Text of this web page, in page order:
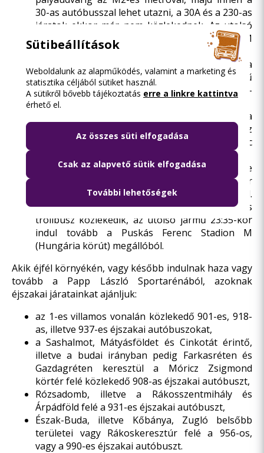
30-as autóbusszal lehet utazni, a 30A és a 230-as
járatok ekkor már nem közlekednek. Az utolsó
30-as autóbusz a Keleti pályaudvar M
végállomásról 23:29-kor indul.
Újpalota, Rákospalota illetve a XVI. kerület felé a
legjobb választás a 130-as busz. Az utolsó jármű
a Puskás Ferenc Stadion M végállomástól 23:11-
kor indul.
Pestszentlőrinc, Kispest, illetve Kőbánya felé a
95-ös autóbusszal célszerű továbbutazni. Az
utolsó jármű 23:01-kor indul a Puskás Ferenc
Az Újlipótváros illetve a Városliget és környéke
irányába az utolsó 75-ös trolibusz 23:19-kor
indul a Puskás Ferenc Stadion M végállomásról.
Zugló belsőbb területei felé este a 80-as
trolibusz közlekedik, az utolsó jármű 23:35-kor
indul tovább a Puskás Ferenc Stadion M
(Hungária körút) megállóból.
Akik éjfél környékén, vagy később indulnak haza vagy
tovább a Papp László Sportarénából, azoknak
éjszakai járatainkat ajánljuk:
az 1-es villamos vonalán közlekedő 901-es, 918-
as, illetve 937-es éjszakai autóbuszokat,
a Sashalmot, Mátyásföldet és Cinkotát érintő,
illetve a budai irányban pedig Farkasréten és
Gazdagréten keresztül a Móricz Zsigmond
körtér felé közlekedő 908-as éjszakai autóbuszt,
Rózsadomb, illetve a Rákosszentmihály és
Árpádföld felé a 931-es éjszakai autóbuszt,
Észak-Buda, illetve Kőbánya, Zugló belsőbb
területei vagy Rákoskeresztúr felé a 956-os,
vagy a 990-es éjszakai autóbuszt.
Sütibeállítások
Weboldalunk az alapműködés, valamint a marketing és
statisztika céljából sütiket használ.
A sütikről bővebb tájékoztatás erre a linkre kattintva
érhető el.
Az összes süti elfogadása
Csak az alapvető sütik elfogadása
További lehetőségek